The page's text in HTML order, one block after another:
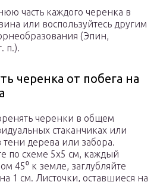
часть каждого черенка в
или воспользуйтесь другим
(Эпин,
п.).
черенка от побега на
черенки в общем
стаканчиках или
дерева или забора.
по схеме 5х5 см, каждый
45⁰ к земле, заглубляйте
1 см. Листочки, оставшиеся на